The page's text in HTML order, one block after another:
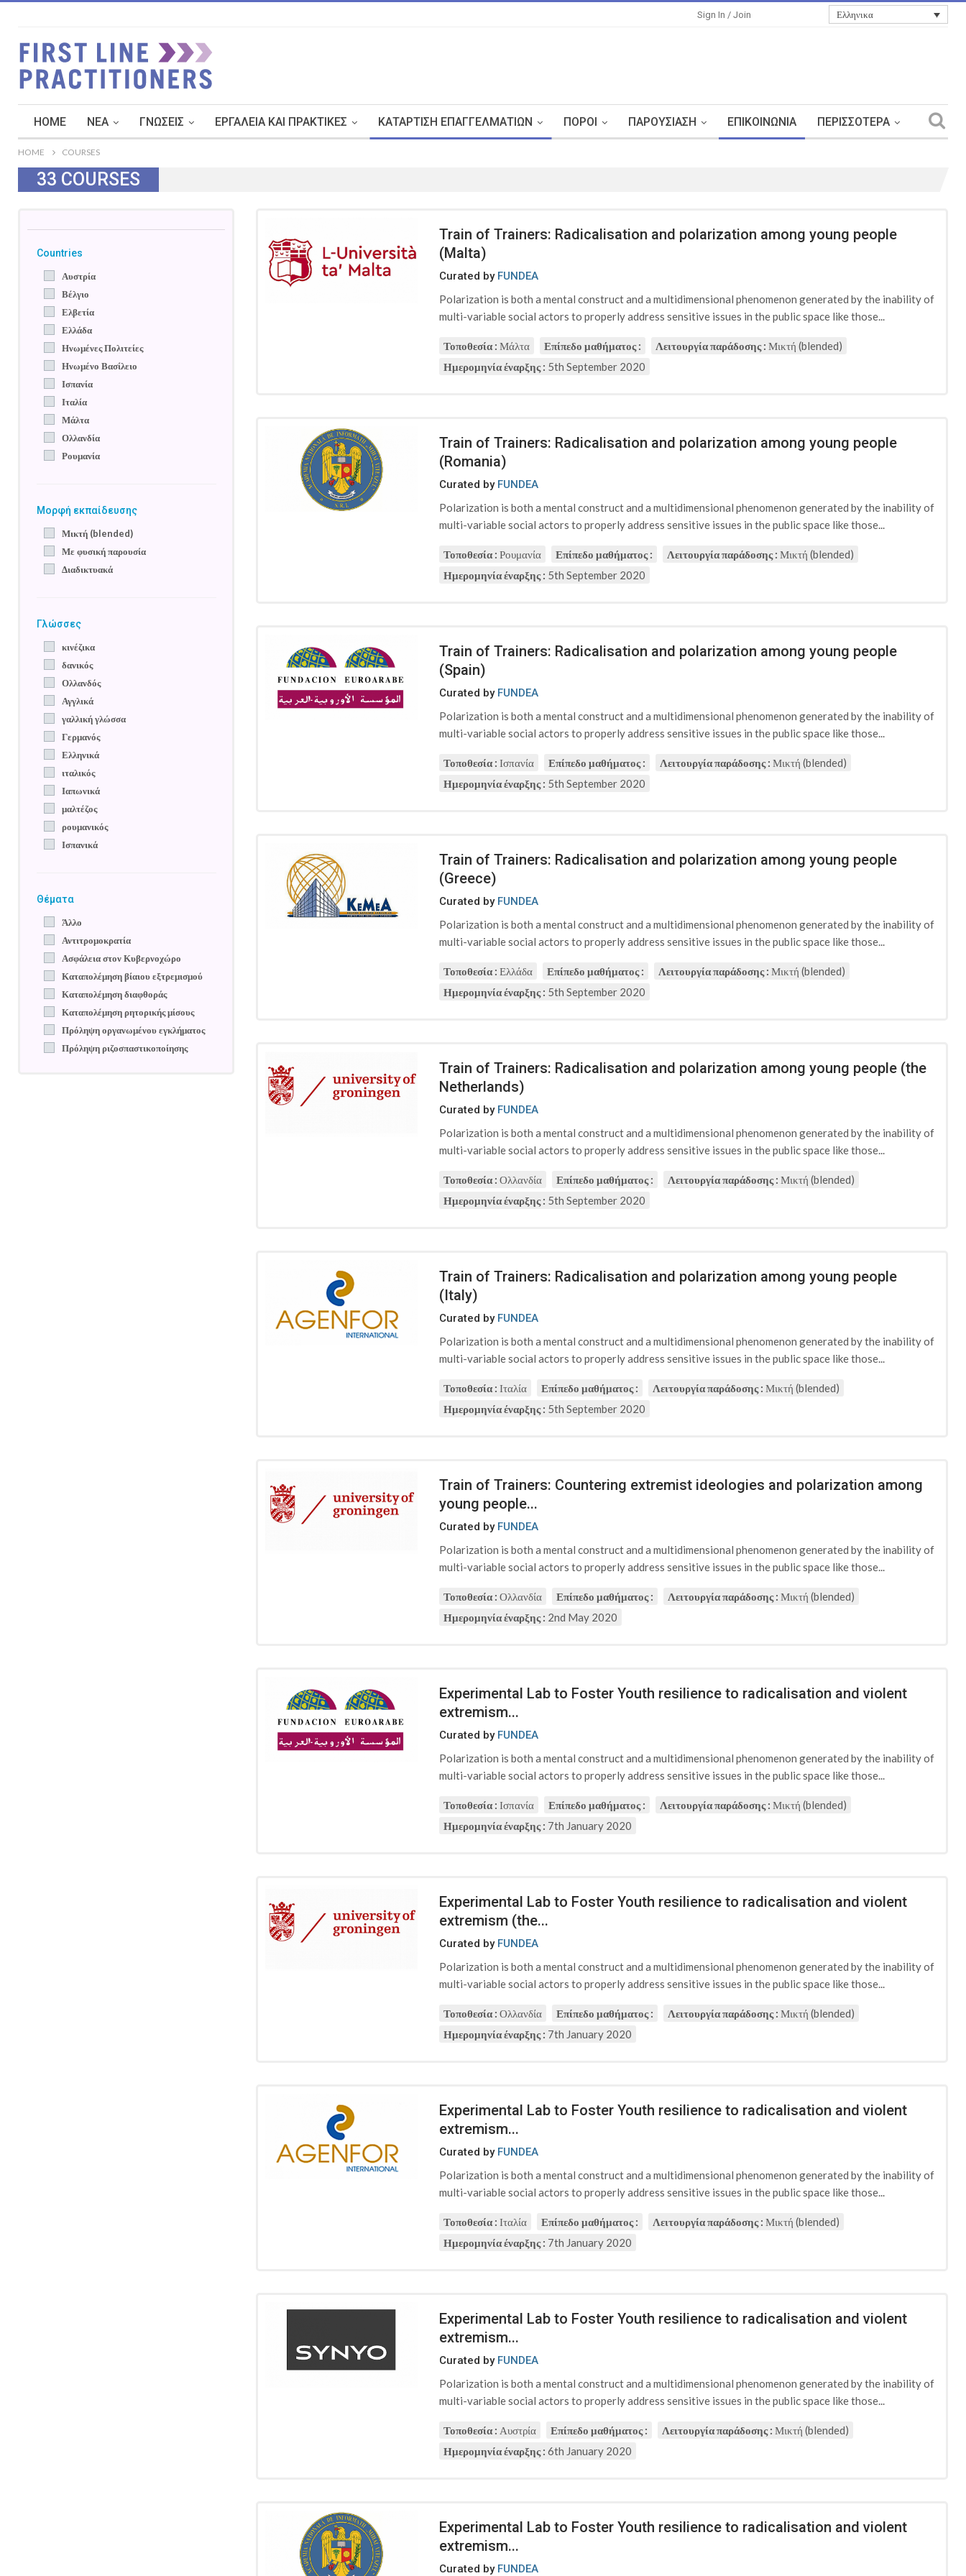
Ελληνικα
Sign In / Join
HOME ΝΈΑ ΓΝΏΣΕΙΣ ΕΡΓΑΛΕΊΑ ΚΑΙ ΠΡΑΚΤΙΚΈΣ ΚΑΤΆΡΤΙΣΗ ΕΠΑΓΓΕΛΜΑΤΙΏΝ ΠΌΡΟΙ ΠΑΡΟΥΣΊΑΣΗ ΕΠΙΚΟΙΝΩΝΊΑ ΠΕΡΙΣΣΌΤΕΡΑ
HOME COURSES
33 COURSES
Countries
Αυστρία
Βέλγιο
Ελβετία
Ελλάδα
Ηνωμένες Πολιτείες
Ηνωμένο Βασίλειο
Ισπανία
Ιταλία
Μάλτα
Ολλανδία
Ρουμανία
Μορφή εκπαίδευσης
Μικτή (blended)
Με φυσική παρουσία
Διαδικτυακά
Γλώσσες
κινέζικα
δανικός
Ολλανδός
Αγγλικά
γαλλική γλώσσα
Γερμανός
Ελληνικά
ιταλικός
Ιαπωνικά
μαλτέζος
ρουμανικός
Ισπανικά
Θέματα
Άλλο
Αντιτρομοκρατία
Ασφάλεια στον Κυβερνοχώρο
Καταπολέμηση βίαιου εξτρεμισμού
Καταπολέμηση διαφθοράς
Καταπολέμηση ρητορικής μίσους
Πρόληψη οργανωμένου εγκλήματος
Πρόληψη ριζοσπαστικοποίησης
Train of Trainers: Radicalisation and polarization among young people
(Malta)
Curated by FUNDEA
Polarization is both a mental construct and a multidimensional phenomenon generated by the inability of
multi-variable social actors to properly address sensitive issues in the public space like those...
Τοποθεσία : Μάλτα Επίπεδο μαθήματος : Λειτουργία παράδοσης : Μικτή (blended)
Ημερομηνία έναρξης : 5th September 2020
Train of Trainers: Radicalisation and polarization among young people
(Romania)
Curated by FUNDEA
Polarization is both a mental construct and a multidimensional phenomenon generated by the inability of
multi-variable social actors to properly address sensitive issues in the public space like those...
Τοποθεσία : Ρουμανία Επίπεδο μαθήματος : Λειτουργία παράδοσης : Μικτή (blended)
Ημερομηνία έναρξης : 5th September 2020
Train of Trainers: Radicalisation and polarization among young people
(Spain)
Curated by FUNDEA
Polarization is both a mental construct and a multidimensional phenomenon generated by the inability of
multi-variable social actors to properly address sensitive issues in the public space like those...
Τοποθεσία : Ισπανία Επίπεδο μαθήματος : Λειτουργία παράδοσης : Μικτή (blended)
Ημερομηνία έναρξης : 5th September 2020
Train of Trainers: Radicalisation and polarization among young people
(Greece)
Curated by FUNDEA
Polarization is both a mental construct and a multidimensional phenomenon generated by the inability of
multi-variable social actors to properly address sensitive issues in the public space like those...
Τοποθεσία : Ελλάδα Επίπεδο μαθήματος : Λειτουργία παράδοσης : Μικτή (blended)
Ημερομηνία έναρξης : 5th September 2020
Train of Trainers: Radicalisation and polarization among young people (the
Netherlands)
Curated by FUNDEA
Polarization is both a mental construct and a multidimensional phenomenon generated by the inability of
multi-variable social actors to properly address sensitive issues in the public space like those...
Τοποθεσία : Ολλανδία Επίπεδο μαθήματος : Λειτουργία παράδοσης : Μικτή (blended)
Ημερομηνία έναρξης : 5th September 2020
Train of Trainers: Radicalisation and polarization among young people
(Italy)
Curated by FUNDEA
Polarization is both a mental construct and a multidimensional phenomenon generated by the inability of
multi-variable social actors to properly address sensitive issues in the public space like those...
Τοποθεσία : Ιταλία Επίπεδο μαθήματος : Λειτουργία παράδοσης : Μικτή (blended)
Ημερομηνία έναρξης : 5th September 2020
Train of Trainers: Countering extremist ideologies and polarization among
young people...
Curated by FUNDEA
Polarization is both a mental construct and a multidimensional phenomenon generated by the inability of
multi-variable social actors to properly address sensitive issues in the public space like those...
Τοποθεσία : Ολλανδία Επίπεδο μαθήματος : Λειτουργία παράδοσης : Μικτή (blended)
Ημερομηνία έναρξης : 2nd May 2020
Experimental Lab to Foster Youth resilience to radicalisation and violent
extremism...
Curated by FUNDEA
Polarization is both a mental construct and a multidimensional phenomenon generated by the inability of
multi-variable social actors to properly address sensitive issues in the public space like those...
Τοποθεσία : Ισπανία Επίπεδο μαθήματος : Λειτουργία παράδοσης : Μικτή (blended)
Ημερομηνία έναρξης : 7th January 2020
Experimental Lab to Foster Youth resilience to radicalisation and violent
extremism (the...
Curated by FUNDEA
Polarization is both a mental construct and a multidimensional phenomenon generated by the inability of
multi-variable social actors to properly address sensitive issues in the public space like those...
Τοποθεσία : Ολλανδία Επίπεδο μαθήματος : Λειτουργία παράδοσης : Μικτή (blended)
Ημερομηνία έναρξης : 7th January 2020
Experimental Lab to Foster Youth resilience to radicalisation and violent
extremism...
Curated by FUNDEA
Polarization is both a mental construct and a multidimensional phenomenon generated by the inability of
multi-variable social actors to properly address sensitive issues in the public space like those...
Τοποθεσία : Ιταλία Επίπεδο μαθήματος : Λειτουργία παράδοσης : Μικτή (blended)
Ημερομηνία έναρξης : 7th January 2020
Experimental Lab to Foster Youth resilience to radicalisation and violent
extremism...
Curated by FUNDEA
Polarization is both a mental construct and a multidimensional phenomenon generated by the inability of
multi-variable social actors to properly address sensitive issues in the public space like those...
Τοποθεσία : Αυστρία Επίπεδο μαθήματος : Λειτουργία παράδοσης : Μικτή (blended)
Ημερομηνία έναρξης : 6th January 2020
Experimental Lab to Foster Youth resilience to radicalisation and violent
extremism...
Curated by FUNDEA